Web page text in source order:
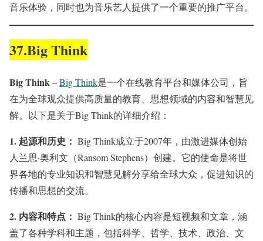
音乐体验，同时也为音乐艺人提供了一个重要的推广平台。
37.Big Think
Big Think–Big Think是一个在线教育平台和媒体公司，旨
在为全球观众提供高质量的教育、思想领域的内容和智慧见
解。以下是关于Big Think的详细介绍：
1. 起源和历史： Big Think成立于2007年，由激进媒体创始
人兰思·奥利文（Ransom Stephens）创建。它的使命是将世
界各地的专业知识和智慧见解分享给全球大众，促进知识的
传播和思想的交流。
2. 内容和特点： Big Think的核心内容是短视频和文章，涵
盖了各种学科和主题，包括科学、哲学、技术、政治、文